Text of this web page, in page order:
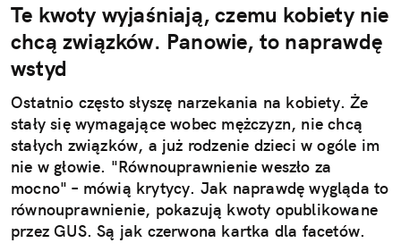
Te kwoty wyjaśniają, czemu kobiety nie
chcą związków. Panowie, to naprawdę
wstyd
Ostatnio często słyszę narzekania na kobiety. Że
stały się wymagające wobec mężczyzn, nie chcą
stałych związków, a już rodzenie dzieci w ogóle im
nie w głowie. "Równouprawnienie weszło za
mocno" – mówią krytycy. Jak naprawdę wygląda to
równouprawnienie, pokazują kwoty opublikowane
przez GUS. Są jak czerwona kartka dla facetów.